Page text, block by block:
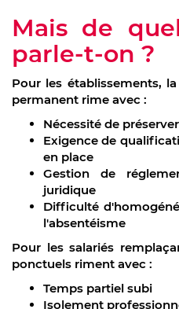
Mais de
parle-t-on ?
Pour les établissements,
permanent rime avec :
Nécessité de
Exigence de
en place
Gestion de
juridique
Difficulté
l'absentéisme
Pour les salariés
ponctuels riment avec :
Temps partiel subi
Isolement